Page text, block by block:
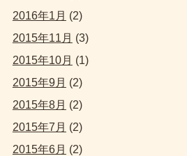
2016年1月 (2)
2015年11月 (3)
2015年10月 (1)
2015年9月 (2)
2015年8月 (2)
2015年7月 (2)
2015年6月 (2)